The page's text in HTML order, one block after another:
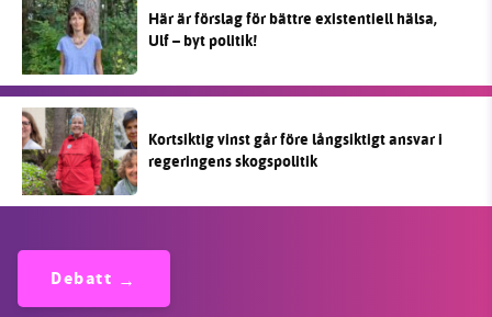
Här är förslag för bättre existentiell hälsa,
Ulf – byt politik!
Kortsiktig vinst går före långsiktigt ansvar i
regeringens skogspolitik
Debatt